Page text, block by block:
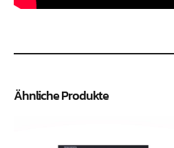
Ähnliche Produkte